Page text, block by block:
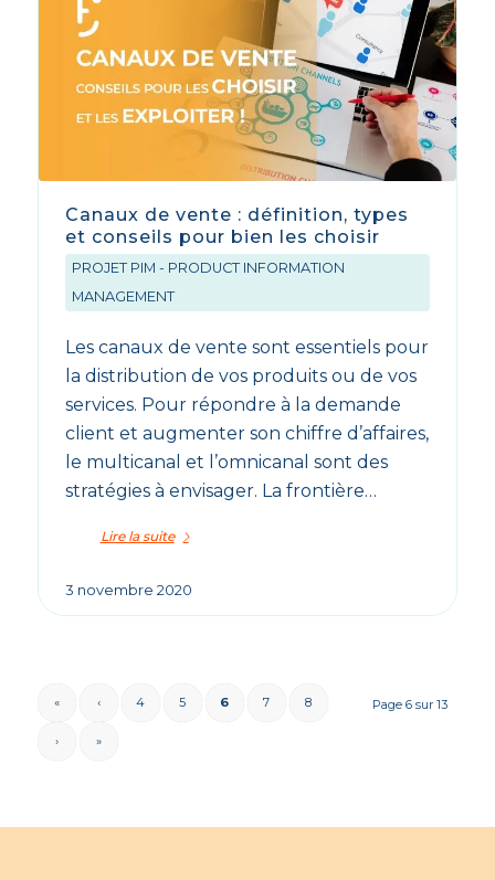
Canaux de vente : définition, types
et conseils pour bien les choisir
PROJET PIM - PRODUCT INFORMATION
MANAGEMENT
Les canaux de vente sont essentiels pour
la distribution de vos produits ou de vos
services. Pour répondre à la demande
client et augmenter son chiffre d’affaires,
le multicanal et l’omnicanal sont des
stratégies à envisager. La frontière…
Lire la suite
3 novembre 2020
Page 6 sur 13
« ‹ 4 5 6 7 8
› »